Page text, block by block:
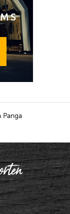
Panga